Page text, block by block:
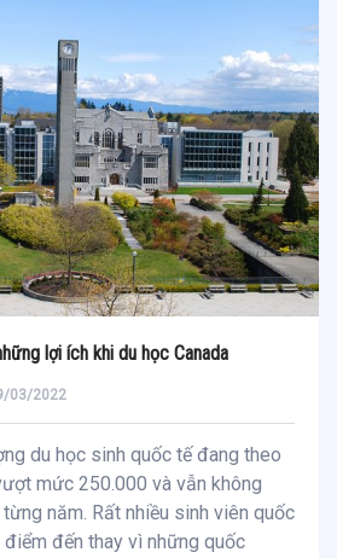
lợi ích khi du học Canada
03/2022
du học sinh quốc tế đang theo
mức 250.000 và vẫn không
năm. Rất nhiều sinh viên quốc
điểm đến thay vì những quốc